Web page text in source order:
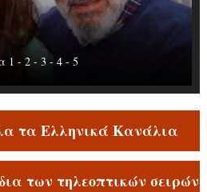
1 - 2 - 3 - 4 - 5
τα Ελληνικά Κανάλια
των τηλεοπτικών σειρών